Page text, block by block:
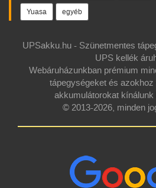
Yuasa egyéb
UPSakku.hu - Szünetmentes
UPS kellék
Webáruházunkban prémium
tápegységeket és
akkumulátorokat
© 2013-2026, minden